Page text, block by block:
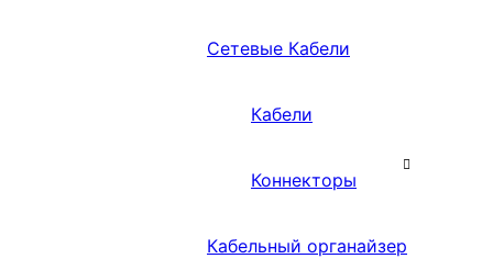
Сетевые Кабели
Кабели
Коннекторы
Кабельный органайзер